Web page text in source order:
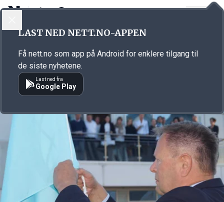
Annonsørinnhold
LAST NED NETT.NO-APPEN
Få nett.no som app på Android for enklere tilgang til
de siste nyhetene.
Last ned fra
Google Play